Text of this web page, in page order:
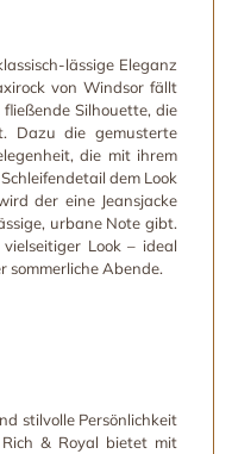
lässige Eleganz
von Windsor fällt
Silhouette, die
Dazu die gemusterte
die mit ihrem
dem Look
der eine Jeansjacke
urbane Note gibt.
Look – ideal
sommerliche Abende.
stilvolle Persönlichkeit
& Royal bietet mit